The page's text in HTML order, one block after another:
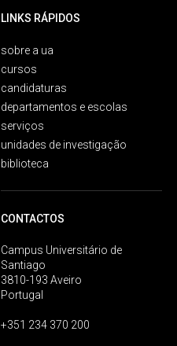
LINKS RÁPIDOS
sobre a ua
cursos
candidaturas
departamentos e escolas
serviços
unidades de investigação
biblioteca
CONTACTOS
Campus Universitário de
Santiago
3810-193 Aveiro
Portugal
+351 234 370 200